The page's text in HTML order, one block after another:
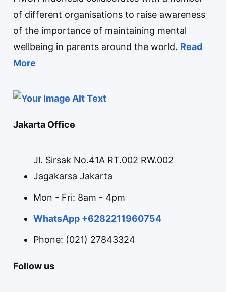
of different organisations to raise awareness
of the importance of maintaining mental
wellbeing in parents around the world. Read
More
Jakarta Office
Jl. Sirsak No.41A RT.002 RW.002
Jagakarsa Jakarta
Mon - Fri: 8am - 4pm
WhatsApp +6282211960754
Phone: (021) 27843324
Follow us